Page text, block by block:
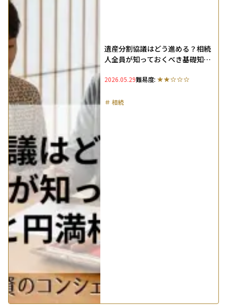
遺産分割協議はどう進める？相続
人全員が知っておくべき基礎知識
2026.05.29難易度:
＃ 相続